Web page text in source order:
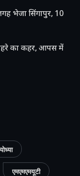
भेजा सिंगापुर, 10
का कहर, आपस में
एमएमएमयूटी